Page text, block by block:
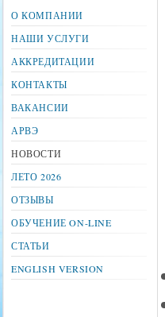
О КОМПАНИИ
НАШИ УСЛУГИ
АККРЕДИТАЦИИ
КОНТАКТЫ
ВАКАНСИИ
АРВЭ
НОВОСТИ
ЛЕТО 2026
ОТЗЫВЫ
ОБУЧЕНИЕ ON-LINE
СТАТЬИ
ENGLISH VERSION